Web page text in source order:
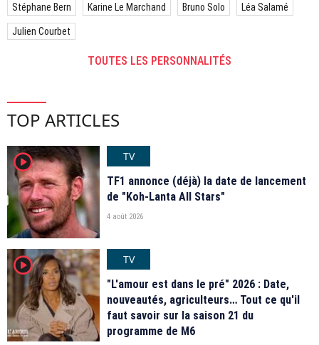
Stéphane Bern Karine Le Marchand Bruno Solo Léa Salamé
Julien Courbet
TOUTES LES PERSONNALITÉS
TOP ARTICLES
player2
TV
TF1 annonce (déjà) la date de lancement
de "Koh-Lanta All Stars"
4 août 2026
player2
TV
"L'amour est dans le pré" 2026 : Date,
nouveautés, agriculteurs… Tout ce qu'il
faut savoir sur la saison 21 du
programme de M6